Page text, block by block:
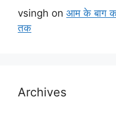
vsingh on आम के बाग
तक
Archives